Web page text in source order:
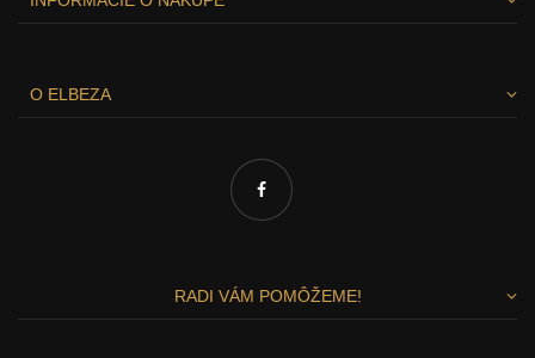
O ELBEZA
RADI VÁM POMÔŽEME!